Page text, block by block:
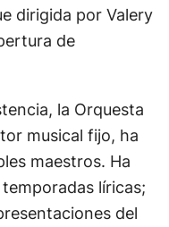
dirigida por Valery
de
la Orquesta
musical fijo, ha
maestros. Ha
líricas;
del